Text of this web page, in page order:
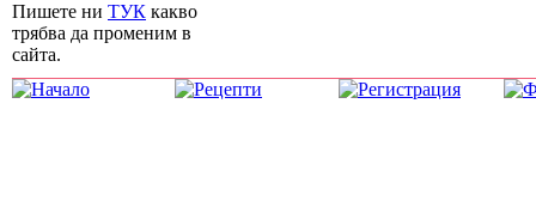
Пишете ни ТУК какво
трябва да променим в
сайта.